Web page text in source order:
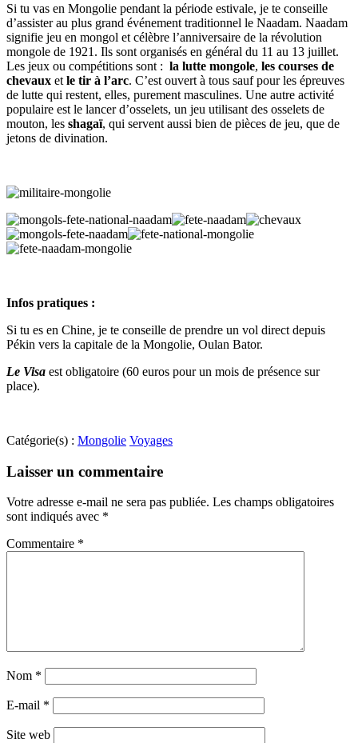
Si tu vas en Mongolie pendant la période estivale, je te conseille
d’assister au plus grand événement traditionnel le Naadam. Naadam
signifie jeu en mongol et célèbre l’anniversaire de la révolution
mongole de 1921. Ils sont organisés en général du 11 au 13 juillet.
Les jeux ou compétitions sont : la lutte mongole, les courses de
chevaux et le tir à l’arc. C’est ouvert à tous sauf pour les épreuves
de lutte qui restent, elles, purement masculines. Une autre activité
populaire est le lancer d’osselets, un jeu utilisant des osselets de
mouton, les shagaï, qui servent aussi bien de pièces de jeu, que de
jetons de divination.
Infos pratiques :
Si tu es en Chine, je te conseille de prendre un vol direct depuis
Pékin vers la capitale de la Mongolie, Oulan Bator.
Le Visa est obligatoire (60 euros pour un mois de présence sur
place).
Catégorie(s) : Mongolie Voyages
Laisser un commentaire
Votre adresse e-mail ne sera pas publiée. Les champs obligatoires
sont indiqués avec *
Commentaire *
Nom *
E-mail *
Site web